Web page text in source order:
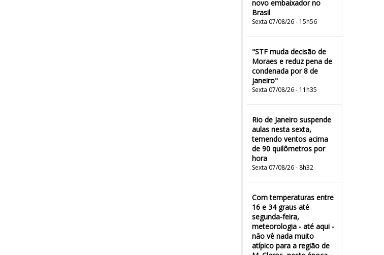
novo embaixador no
Brasil
Sexta 07/08/26 - 15h56
"STF muda decisão de
Moraes e reduz pena de
condenada por 8 de
janeiro"
Sexta 07/08/26 - 11h35
Rio de Janeiro suspende
aulas nesta sexta,
temendo ventos acima
de 90 quilômetros por
hora
Sexta 07/08/26 - 8h32
Com temperaturas entre
16 e 34 graus até
segunda-feira,
meteorologia - até aqui -
não vê nada muito
atípico para a região de